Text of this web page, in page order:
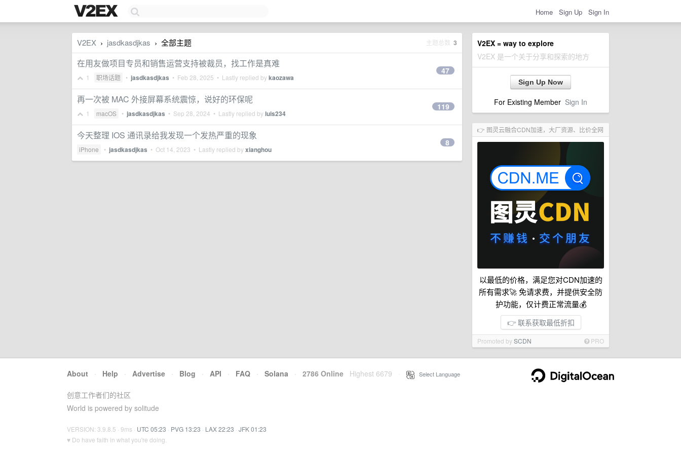
Home Sign Up Sign In
V2EX = way to explore
V2EX 是一个关于分享和探索的地方
Sign Up Now
For Existing Member Sign In
👉 图灵云融合CDN加速，大厂资源、比价全网
以最低的价格，满足您对CDN加速的
所有需求🚀 免请求费，并提供安全防
护功能，仅计费正常流量💰
👉 联系获取最低折扣
Promoted bySCDN PRO
V2EX › jasdkasdjkas › 全部主题 主题总数 3
在用友做项目专员和销售运营支持被裁员，找工作是真难
1 职场话题 • jasdkasdjkas • Feb 28, 2025 • Lastly replied bykaozawa
47
再一次被 MAC 外接屏幕系统震惊，说好的环保呢
1 macOS • jasdkasdjkas • Sep 28, 2024 • Lastly replied byluis234
119
今天整理 IOS 通讯录给我发现一个发热严重的现象
iPhone • jasdkasdjkas • Oct 14, 2023 • Lastly replied byxianghou
8
About · Help · Advertise · Blog · API · FAQ · Solana · 2786 Online Highest 6679 Select Language
创意工作者们的社区
World is powered by solitude
VERSION: 3.9.8.5 · 9ms · UTC 05:23 · PVG 13:23 · LAX 22:23 · JFK 01:23
♥ Do have faith in what you're doing.